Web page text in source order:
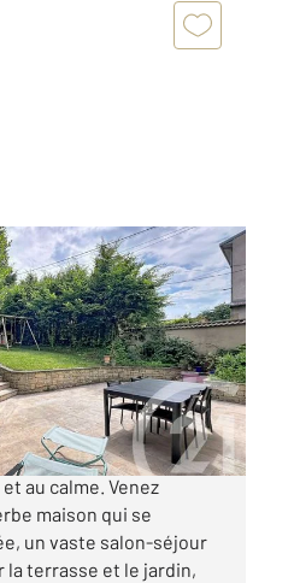
€
le secteur très
au calme. Venez
maison qui se
un vaste salon-séjour
la terrasse et le jardin,